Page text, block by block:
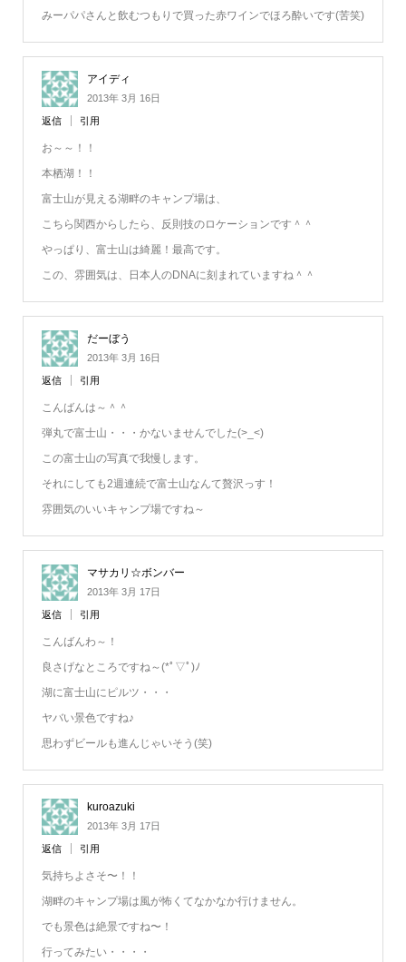
みーパパさんと飲むつもりで買った赤ワインでほろ酔いです(苦笑)
アイディ
2013年 3月 16日
返信 引用
お～～！！
本栖湖！！
富士山が見える湖畔のキャンプ場は、
こちら関西からしたら、反則技のロケーションです＾＾
やっぱり、富士山は綺麗！最高です。
この、雰囲気は、日本人のDNAに刻まれていますね＾＾
だーぼう
2013年 3月 16日
返信 引用
こんばんは～＾＾
弾丸で富士山・・・かないませんでした(>_<)
この富士山の写真で我慢します。
それにしても2週連続で富士山なんて贅沢っす！
雰囲気のいいキャンプ場ですね～
マサカリ☆ボンバー
2013年 3月 17日
返信 引用
こんばんわ～！
良さげなところですね～(*ﾟ▽ﾟ)ﾉ
湖に富士山にピルツ・・・
ヤバい景色ですね♪
思わずビールも進んじゃいそう(笑)
kuroazuki
2013年 3月 17日
返信 引用
気持ちよさそ〜！！
湖畔のキャンプ場は風が怖くてなかなか行けません。
でも景色は絶景ですね〜！
行ってみたい・・・・